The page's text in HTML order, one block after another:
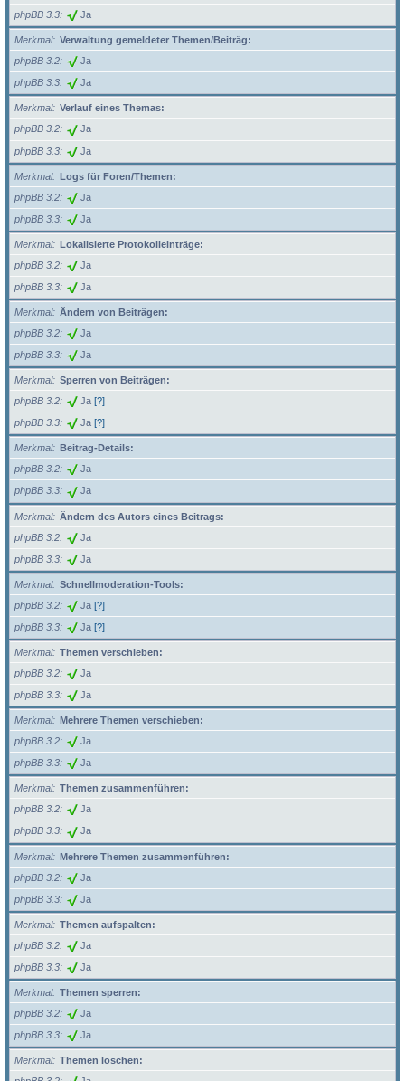
phpBB 3.3 Ja
Merkmal
Verwaltung gemeldeter Themen/Beiträg:
phpBB 3.2
Ja
phpBB 3.3 Ja
Merkmal
Verlauf eines Themas:
phpBB 3.2
Ja
phpBB 3.3 Ja
Merkmal
Logs für Foren/Themen:
phpBB 3.2
Ja
phpBB 3.3 Ja
Merkmal
Lokalisierte Protokolleinträge:
phpBB 3.2
Ja
phpBB 3.3 Ja
Merkmal
Ändern von Beiträgen:
phpBB 3.2
Ja
phpBB 3.3 Ja
Merkmal
Sperren von Beiträgen:
phpBB 3.2
Ja [?]
phpBB 3.3 Ja [?]
Merkmal
Beitrag-Details:
phpBB 3.2
Ja
phpBB 3.3 Ja
Merkmal
Ändern des Autors eines Beitrags:
phpBB 3.2
Ja
phpBB 3.3 Ja
Merkmal
Schnellmoderation-Tools:
phpBB 3.2
Ja [?]
phpBB 3.3 Ja [?]
Merkmal
Themen verschieben:
phpBB 3.2
Ja
phpBB 3.3 Ja
Merkmal
Mehrere Themen verschieben:
phpBB 3.2
Ja
phpBB 3.3 Ja
Merkmal
Themen zusammenführen:
phpBB 3.2
Ja
phpBB 3.3 Ja
Merkmal
Mehrere Themen zusammenführen:
phpBB 3.2
Ja
phpBB 3.3 Ja
Merkmal
Themen aufspalten:
phpBB 3.2
Ja
phpBB 3.3 Ja
Merkmal
Themen sperren:
phpBB 3.2
Ja
phpBB 3.3 Ja
Merkmal
Themen löschen: